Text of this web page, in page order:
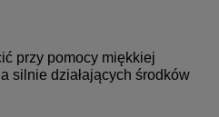
przy pomocy miękkiej
silnie działających środków